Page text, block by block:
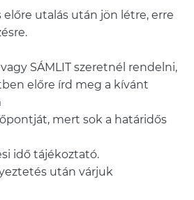
utalás után jön létre, erre
vagy SÁMLIT szeretnél rendelni,
előre írd meg a kívánt
mert sok a határidős
idő tájékoztató.
után várjuk